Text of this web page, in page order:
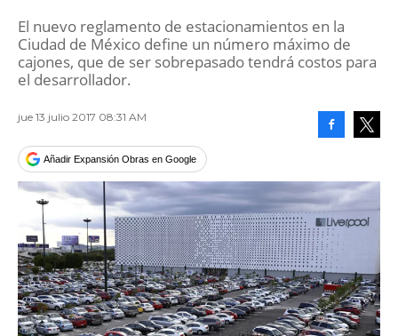
El nuevo reglamento de estacionamientos en la
Ciudad de México define un número máximo de
cajones, que de ser sobrepasado tendrá costos para
el desarrollador.
jue 13 julio 2017 08:31 AM
Añadir Expansión Obras en Google